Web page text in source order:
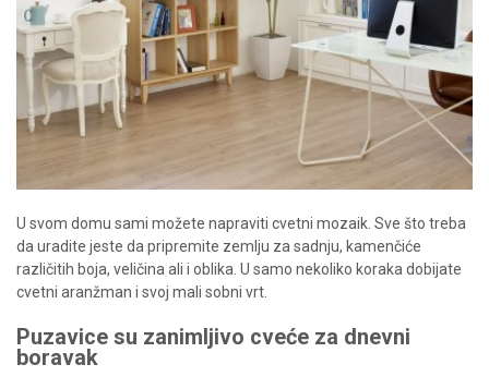
U svom domu sami možete napraviti cvetni mozaik. Sve što treba
da uradite jeste da pripremite zemlju za sadnju, kamenčiće
različitih boja, veličina ali i oblika. U samo nekoliko koraka dobijate
cvetni aranžman i svoj mali sobni vrt.
Puzavice su zanimljivo cveće za dnevni
boravak